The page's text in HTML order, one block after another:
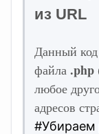
из URL
Данный
файла.php
любое
адресов
#Убираем